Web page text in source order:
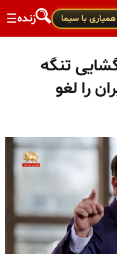
با سیما زنده☰
تنگه
را لغو